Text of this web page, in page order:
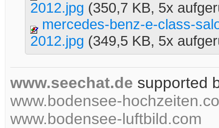
2012.jpg (350,7 KB, 5x
mercedes-benz-e-class-
2012.jpg (349,5 KB, 5x
www.seechat.de supported
www.bodensee-
www.bodensee-luftbild.com